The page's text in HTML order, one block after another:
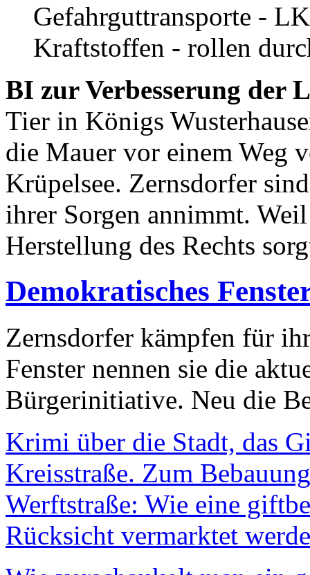
Gefahrguttransporte -
Kraftstoffen - rollen
BI zur Verbesserung der
Tier in Königs
die Mauer vor einem Weg
Krüpelsee. Zernsdorfer
ihrer Sorgen annimmt.
Herstellung des Rechts
Demokratisches
Zernsdorfer kämpfen für
Fenster nennen sie die
Bürgerinitiative. Neu die
Krimi über die Stadt, das
Kreisstraße. Zum
Werftstraße: Wie eine
Rücksicht vermarktet